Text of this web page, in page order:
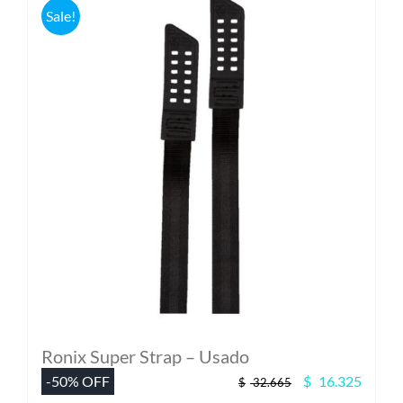
Sale!
Ronix Super Strap – Usado
-50% OFF $ 32.665
El
$ 16.325El